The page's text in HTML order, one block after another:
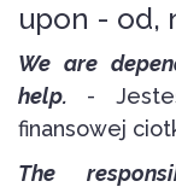
upon - od,
We are
help. -
finansowej
The